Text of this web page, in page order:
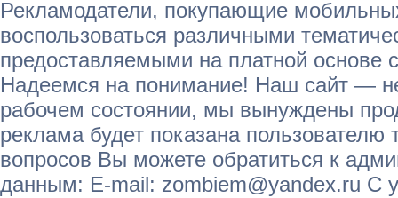
Рекламодатели, покупающие
воспользоваться различными
предоставляемыми на платной основе
Надеемся на понимание! Наш сайт —
рабочем состоянии, мы вынуждены
реклама будет показана пользователю
вопросов Вы можете обратиться к
данным: E-mail: zombiem@yandex.ru С